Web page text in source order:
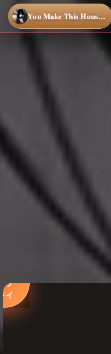
You Make This House a Home
プ
イ